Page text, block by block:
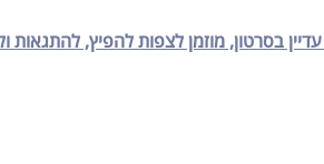
בסרטון, מוזמן לצפות להפיץ, להתגאות